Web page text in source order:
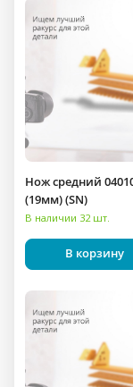
Нож средний
(19мм) (SN)
В наличии 32 шт.
В корзину